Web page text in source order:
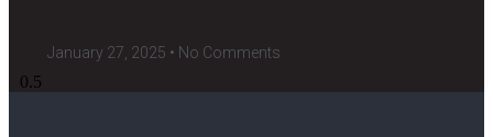
January 27, 2025 No Comments